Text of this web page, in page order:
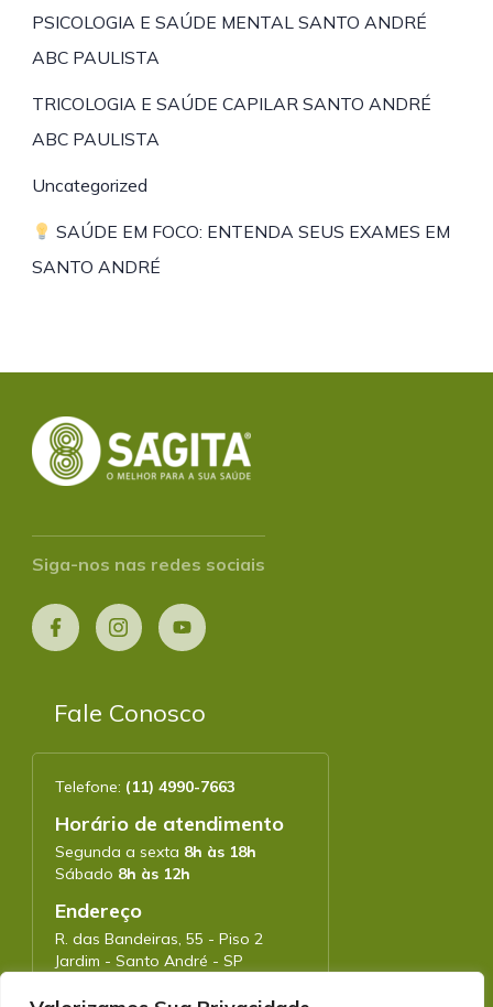
PSICOLOGIA E SAÚDE MENTAL SANTO ANDRÉ
ABC PAULISTA
TRICOLOGIA E SAÚDE CAPILAR SANTO ANDRÉ
ABC PAULISTA
Uncategorized
SAÚDE EM FOCO: ENTENDA SEUS EXAMES EM
SANTO ANDRÉ
Siga-nos nas redes sociais
Fale Conosco
Telefone: (11) 4990-7663
Horário de atendimento
Segunda a sexta 8h às 18h
Sábado 8h às 12h
Endereço
R. das Bandeiras, 55 - Piso 2
Jardim - Santo André - SP